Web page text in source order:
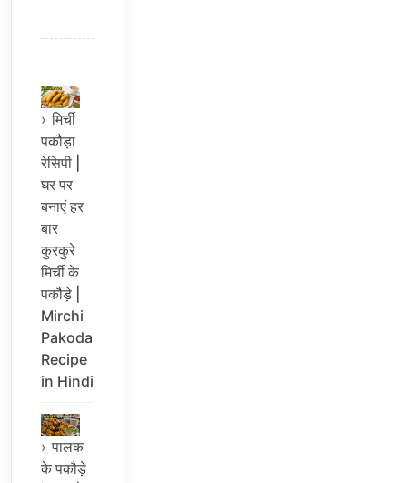
मिर्ची
पकौड़ा
रेसिपी |
घर पर
बनाएं हर
बार
कुरकुरे
मिर्ची के
पकौड़े |
Mirchi
Pakoda
Recipe
in Hindi
पालक
के पकौड़े